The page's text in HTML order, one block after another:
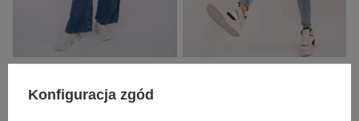
149,99 zł
Konfiguracja zgód